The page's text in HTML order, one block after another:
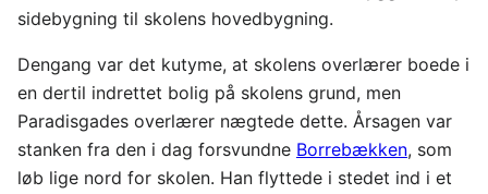
sidebygning til skolens hovedbygning.
Dengang var det kutyme, at skolens overlærer boede i
en dertil indrettet bolig på skolens grund, men
Paradisgades overlærer nægtede dette. Årsagen var
stanken fra den i dag forsvundne Borrebækken, som
løb lige nord for skolen. Han flyttede i stedet ind i et